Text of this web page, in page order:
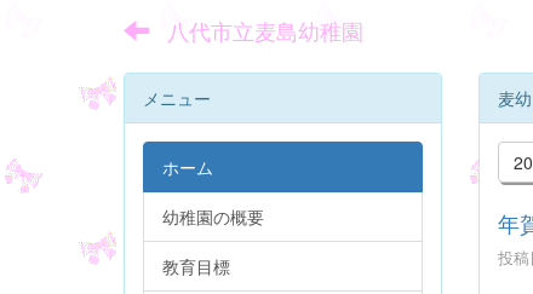
八代市立麦島幼稚園
麦
年
投
メニュー
ホーム
幼稚園の概要
教育目標